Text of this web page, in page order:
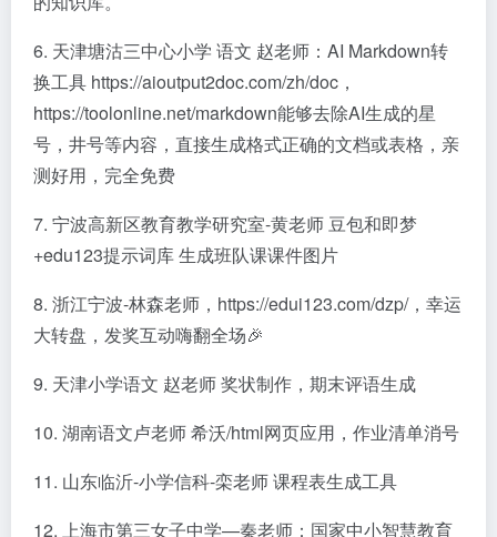
6. 天津塘沽三中心小学 语文 赵老师：AI Markdown转
换工具 https://aioutput2doc.com/zh/doc，
https://toolonline.net/markdown能够去除AI生成的星
号，井号等内容，直接生成格式正确的文档或表格，亲
测好用，完全免费
7. 宁波高新区教育教学研究室-黄老师 豆包和即梦
+edu123提示词库 生成班队课课件图片
8. 浙江宁波-林森老师，https://edui123.com/dzp/，幸运
大转盘，发奖互动嗨翻全场🎉
9. 天津小学语文 赵老师 奖状制作，期末评语生成
10. 湖南语文卢老师 希沃/html网页应用，作业清单消号
11. 山东临沂-小学信科-栾老师 课程表生成工具
12. 上海市第三女子中学—秦老师：国家中小智慧教育